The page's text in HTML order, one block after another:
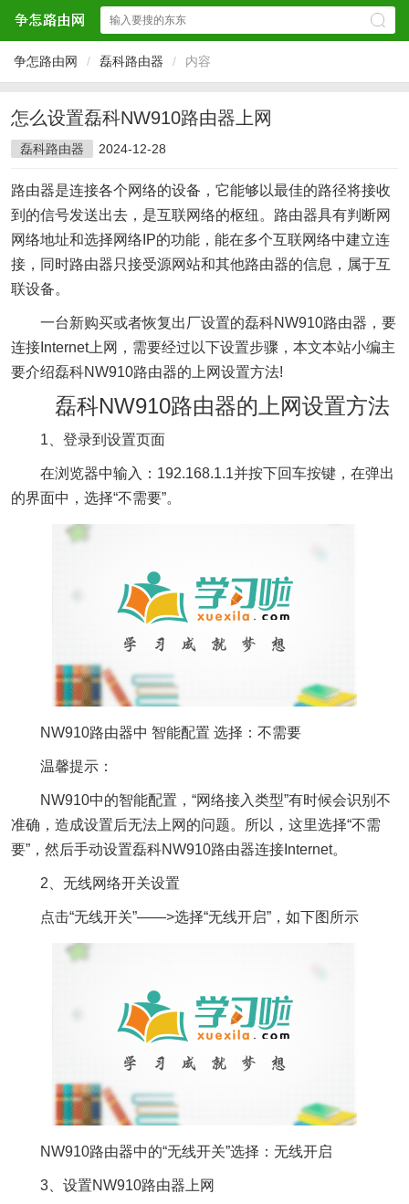
争怎路由网 / 磊科路由器 / 内容
怎么设置磊科NW910路由器上网
磊科路由器 2024-12-28
路由器是连接各个网络的设备，它能够以最佳的路径将接收
到的信号发送出去，是互联网络的枢纽。路由器具有判断网
网络地址和选择网络IP的功能，能在多个互联网络中建立连
接，同时路由器只接受源网站和其他路由器的信息，属于互
联设备。
一台新购买或者恢复出厂设置的磊科NW910路由器，要
连接Internet上网，需要经过以下设置步骤，本文本站小编主
要介绍磊科NW910路由器的上网设置方法!
磊科NW910路由器的上网设置方法
1、登录到设置页面
在浏览器中输入：192.168.1.1并按下回车按键，在弹出
的界面中，选择“不需要”。
NW910路由器中 智能配置 选择：不需要
温馨提示：
NW910中的智能配置，“网络接入类型”有时候会识别不
准确，造成设置后无法上网的问题。所以，这里选择“不需
要”，然后手动设置磊科NW910路由器连接Internet。
2、无线网络开关设置
点击“无线开关”——>选择“无线开启”，如下图所示
NW910路由器中的“无线开关”选择：无线开启
3、设置NW910路由器上网